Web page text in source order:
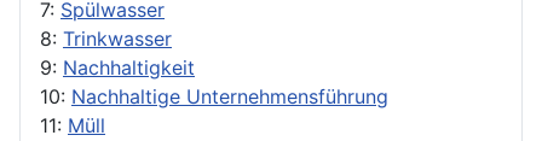
7: Spülwasser
8: Trinkwasser
9: Nachhaltigkeit
10: Nachhaltige Unternehmensführung
11: Müll